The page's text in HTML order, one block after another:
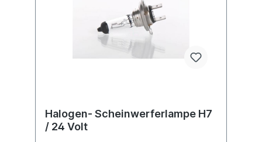
Halogen- Scheinwerferlampe H7
/ 24 Volt